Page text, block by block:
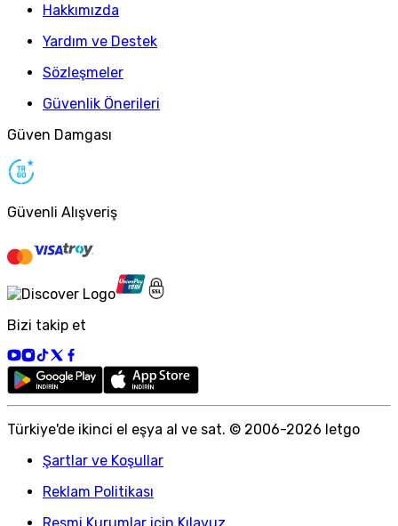
Hakkımızda
Yardım ve Destek
Sözleşmeler
Güvenlik Önerileri
Güven Damgası
Güvenli Alışveriş
Bizi takip et
Türkiye'de ikinci el eşya al ve sat. © 2006-2026 letgo
Şartlar ve Koşullar
Reklam Politikası